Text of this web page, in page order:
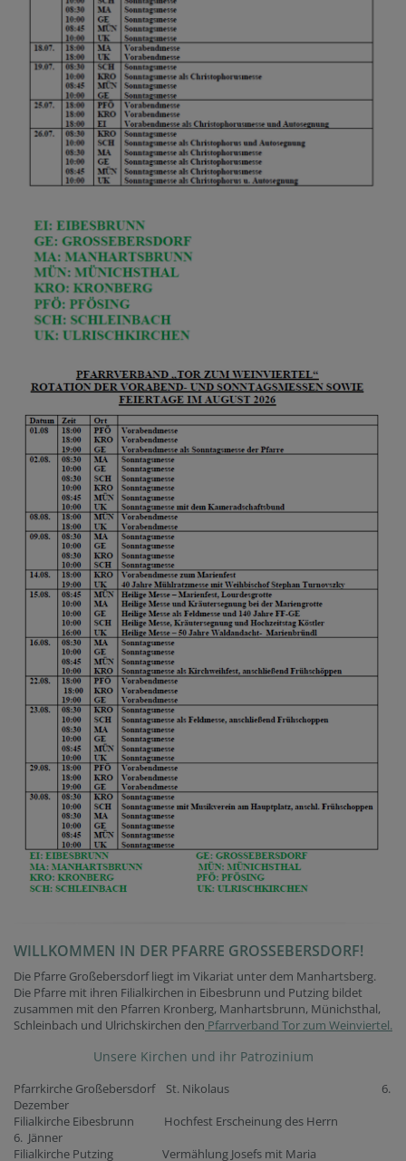
WILLKOMMEN IN DER PFARRE GROSSEBERSDORF!
Die Pfarre Großebersdorf liegt im Vikariat unter dem Manhartsberg.
Die Pfarre mit ihren Filialkirchen in Eibesbrunn und Putzing bildet
zusammen mit den Pfarren Kronberg, Manhartsbrunn, Münichsthal,
Schleinbach und Ulrichskirchen den Pfarrverband Tor zum Weinviertel.
Unsere Kirchen und ihr Patrozinium
Pfarrkirche Großebersdorf St. Nikolaus 6.
Dezember
Filialkirche Eibesbrunn Hochfest Erscheinung des Herrn
6. Jänner
Filialkirche Putzing Vermählung Josefs mit Maria